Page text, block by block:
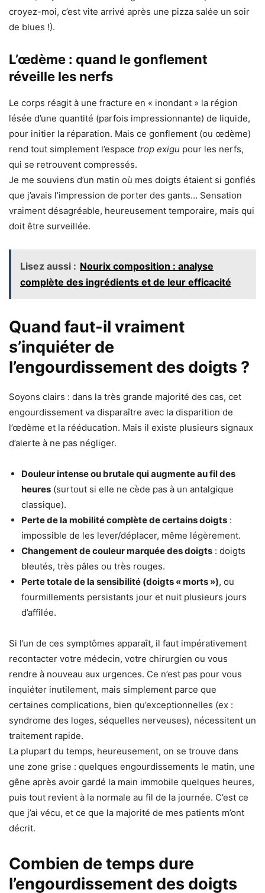
croyez-moi, c’est vite arrivé après une pizza salée un soir
de blues !).
L’œdème : quand le gonflement
réveille les nerfs
Le corps réagit à une fracture en « inondant » la région
lésée d’une quantité (parfois impressionnante) de liquide,
pour initier la réparation. Mais ce gonflement (ou œdème)
rend tout simplement l’espace trop exigu pour les nerfs,
qui se retrouvent compressés.
Je me souviens d’un matin où mes doigts étaient si gonflés
que j’avais l’impression de porter des gants… Sensation
vraiment désagréable, heureusement temporaire, mais qui
doit être surveillée.
Lisez aussi : Nourix composition : analyse
complète des ingrédients et de leur efficacité
Quand faut-il vraiment
s’inquiéter de
l’engourdissement des doigts ?
Soyons clairs : dans la très grande majorité des cas, cet
engourdissement va disparaître avec la disparition de
l’œdème et la rééducation. Mais il existe plusieurs signaux
d’alerte à ne pas négliger.
Douleur intense ou brutale qui augmente au fil des
heures (surtout si elle ne cède pas à un antalgique
classique).
Perte de la mobilité complète de certains doigts :
impossible de les lever/déplacer, même légèrement.
Changement de couleur marquée des doigts : doigts
bleutés, très pâles ou très rouges.
Perte totale de la sensibilité (doigts « morts »), ou
fourmillements persistants jour et nuit plusieurs jours
d’affilée.
Si l’un de ces symptômes apparaît, il faut impérativement
recontacter votre médecin, votre chirurgien ou vous
rendre à nouveau aux urgences. Ce n’est pas pour vous
inquiéter inutilement, mais simplement parce que
certaines complications, bien qu’exceptionnelles (ex :
syndrome des loges, séquelles nerveuses), nécessitent un
traitement rapide.
La plupart du temps, heureusement, on se trouve dans
une zone grise : quelques engourdissements le matin, une
gêne après avoir gardé la main immobile quelques heures,
puis tout revient à la normale au fil de la journée. C’est ce
que j’ai vécu, et ce que la majorité de mes patients m’ont
décrit.
Combien de temps dure
l’engourdissement des doigts